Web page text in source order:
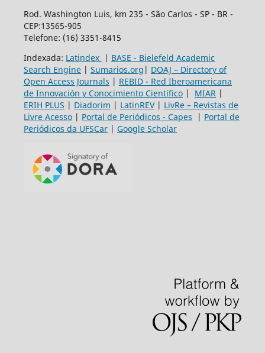
Rod. Washington Luis, km 235 - São Carlos - SP - BR -
CEP:13565-905
Telefone: (16) 3351-8415
Indexada: Latindex | BASE - Bielefeld Academic
Search Engine| Sumarios.org | DOAJ – Directory of
Open Access Journals | REBID - Red Iberoamericana
de Innovación y Conocimiento Científico| MIAR|
ERIH PLUS | Diadorim | LatinREV| LivRe – Revistas de
Livre Acesso| Portal de Periódicos - Capes | Portal de
Periódicos da UFSCar| Google Scholar